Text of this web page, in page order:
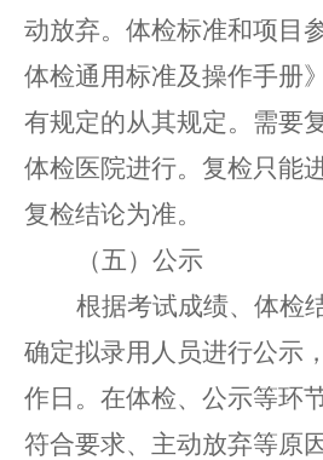
动放弃。 体检标准和项目
体检通用标准及操作手册
有规定的从其规定。 需要
体检医院进行。复检只能
复检结论为准。
（五）公示
根据考试成绩、体检
确定拟录用人员进行公示
作日。 在体检、公示等环
符合要求、主动放弃等原